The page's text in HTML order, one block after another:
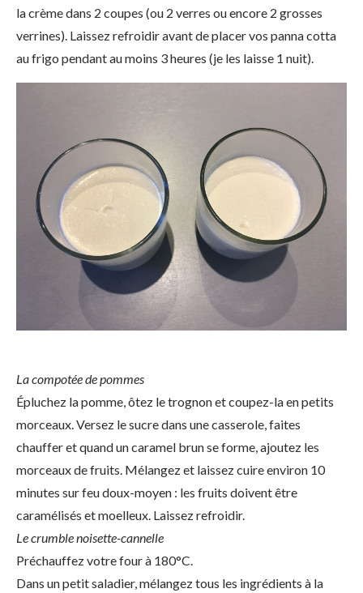
la crème dans 2 coupes (ou 2 verres ou encore 2 grosses
verrines). Laissez refroidir avant de placer vos panna cotta
au frigo pendant au moins 3 heures (je les laisse 1 nuit).
La compotée de pommes
Épluchez la pomme, ôtez le trognon et coupez-la en petits
morceaux. Versez le sucre dans une casserole, faites
chauffer et quand un caramel brun se forme, ajoutez les
morceaux de fruits. Mélangez et laissez cuire environ 10
minutes sur feu doux-moyen : les fruits doivent être
caramélisés et moelleux. Laissez refroidir.
Le crumble noisette-cannelle
Préchauffez votre four à 180°C.
Dans un petit saladier, mélangez tous les ingrédients à la